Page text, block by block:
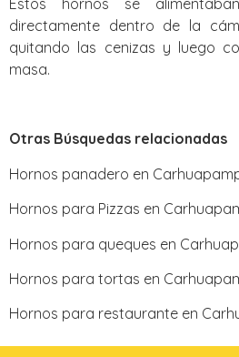
directamente dentro de la
quitando las cenizas y luego
masa.
Otras Búsquedas relacionadas
Hornos panadero en
Hornos para Pizzas en
Hornos para queques en
Hornos para tortas en
Hornos para restaurante en